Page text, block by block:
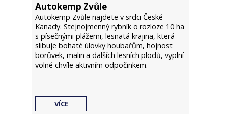
Autokemp Zvůle
Autokemp Zvůle najdete v srdci České
Kanady. Stejnojmenný rybník o rozloze 10 ha
s písečnými plážemi, lesnatá krajina, která
slibuje bohaté úlovky houbařům, hojnost
borůvek, malin a dalších lesních plodů, vyplní
volné chvíle aktivním odpočinkem.
VÍCE